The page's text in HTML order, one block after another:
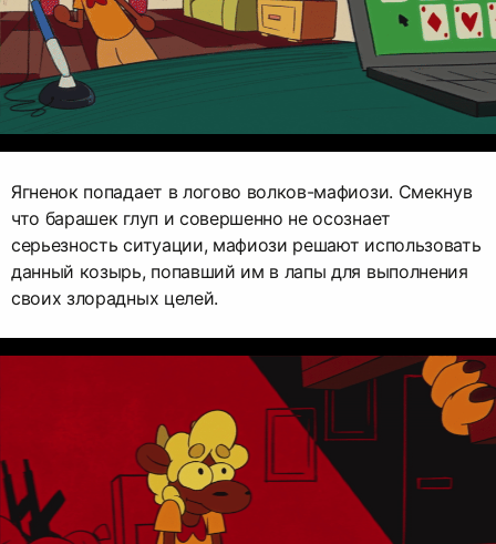
Ягненок попадает в логово волков-мафиози. Смекнув
что барашек глуп и совершенно не осознает
серьезность ситуации, мафиози решают использовать
данный козырь, попавший им в лапы для выполнения
своих злорадных целей.